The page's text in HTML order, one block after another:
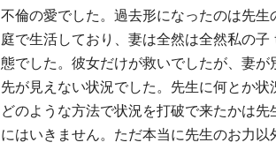
不倫の愛でした。過去形になったのは先
庭で生活しており、妻は全然は全然私の
態でした。彼女だけが救いでしたが、妻
先が見えない状況でした。先生に何とか状
どのような方法で状況を打破で来たかは
にはいきません。ただ本当に先生のお力